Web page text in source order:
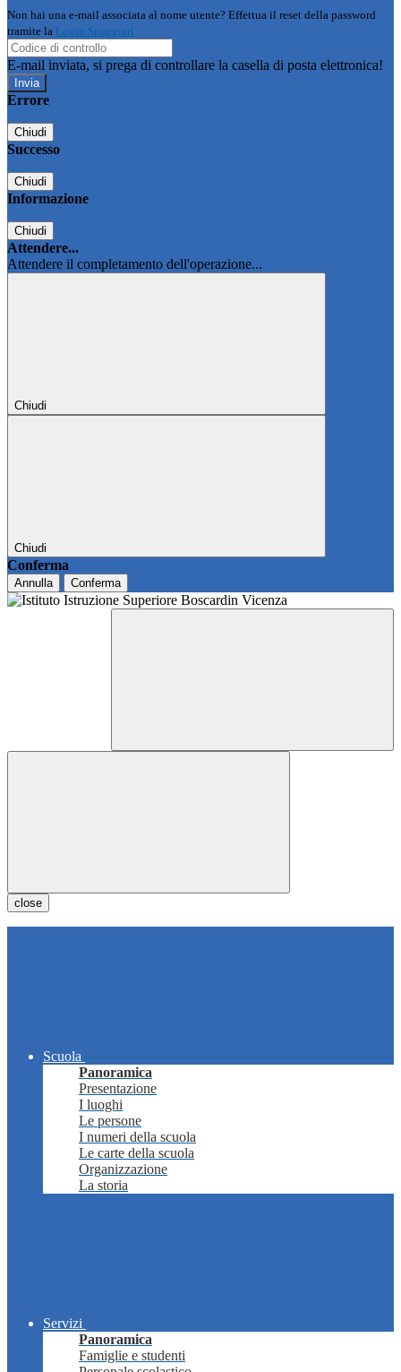
Non hai una e-mail associata al nome utente? Effettua il reset della password
tramite la Login Spaggiari
E-mail inviata, si prega di controllare la casella di posta elettronica!
Errore
Chiudi
Successo
Chiudi
Informazione
Chiudi
Attendere...
Attendere il completamento dell'operazione...
Chiudi
Chiudi
Conferma
Annulla Conferma
close
Scuola
Panoramica
Presentazione
I luoghi
Le persone
I numeri della scuola
Le carte della scuola
Organizzazione
La storia
Servizi
Panoramica
Famiglie e studenti